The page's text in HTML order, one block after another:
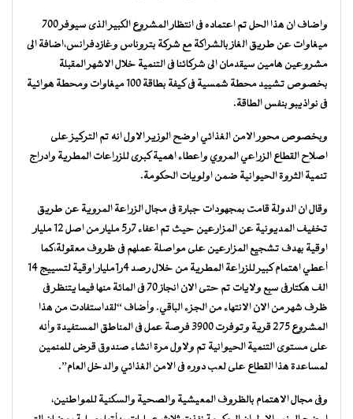
واضاف ان هذا الحل تم اعتماده فى انتظار المشروع الكبير الذى سيوفر 700
ميغاوات عن طريق الغاز بالشراكة مع شركة بتروناس وغازدفرانس،اضافة الى
مشروعين هامين سيقدمان الى شركائنا فى التنمية خلال الاشهر المقبلة
بخصوص تشييد محطة شمسية فى كيفة بطاقة 100 ميغاوات ومحطة هوائية
فى نواذيبو بنفس الطاقة.
وبخصوص محور الامن الغذائي اوضح الوزير الاول انه تم التركيز على
اصلاح القطاع الزراعي المروي واعطاء اهمية كبرى للزراعات المطرية وادراج
تنمية الثروة الحيوانية ضمن اولويات الحكومة.
وقال ان الدولة قامت بمجهودات جبارة فى مجال الزراعة المروية عن طريق
تخفيف المديونية عن المزارعين حيث تم اعفاء 7ر5 مليار من اصل 12 مليار
اوقية بهدف تشجيع المزارعين على مواصلة عملهم فى ظروف معقولة،كما
أعطي اهتمام كبير للزراعة المطرية من خلال رصد 4ر1مليار اوقية لتسييج 14
الف هكتارفى سبع ولايات تم حتى الان انجاز 70 فى المائة منها فيما يتنظر فى
ظرف شهر من الان الانتهاء من الجزء الباقي. وأضاف “لقداستفادت من هذا
المشروع 275 قرية وتوفرت 3900 فرصة عمل فى المناطق المستفيدة وأنه
على مستوى التنمية الحيوانية تم ولاول مرة انشاء صندوق قرض للمنمين
لمساعدة هذا القطاع على لعب دوره فى الامن الغذائي والدخل العام”.
وفى مجال الاهتمام بالظروف المعيشية والصحية والسكنية للمواطنين،